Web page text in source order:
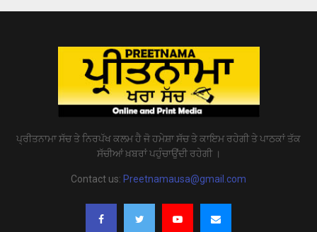
ਪ੍ਰੀਤਨਾਮਾ ਸੱਚ ਤੇ ਨਿਰਪੱਖ ਕਲਮ ਹੈ ਜੋ ਹਮੇਸ਼ਾ ਸੱਚ ਤੇ ਕਾਇਮ ਰਹੇਗੀ ਤੇ ਪਾਠਕਾਂ ਤੱਕ
ਸੱਚੀਆਂ ਖ਼ਬਰਾਂ ਪਹੁੰਚਾਉਂਦੀ ਰਹੇਗੀ ।
Contact us: Preetnamausa@gmail.com